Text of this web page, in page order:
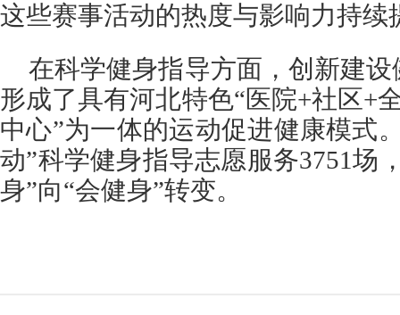
这些赛事活动的热度与影响力持续
在科学健身指导方面，创新建
形成了具有河北特色“医院+社区+
中心”为一体的运动促进健康模式
动”科学健身指导志愿服务3751场
身”向“会健身”转变。